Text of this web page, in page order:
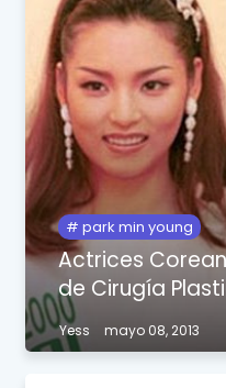
park min young
Actrices
de Cirugía
Yess mayo 08, 2013